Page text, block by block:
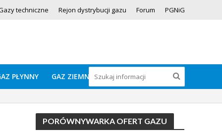
techniczne Rejon dystrybucji gazu Forum PGNiG
PŁYNNY GAZ ZIEMNY
PORÓWNYWARKA OFERT GAZU